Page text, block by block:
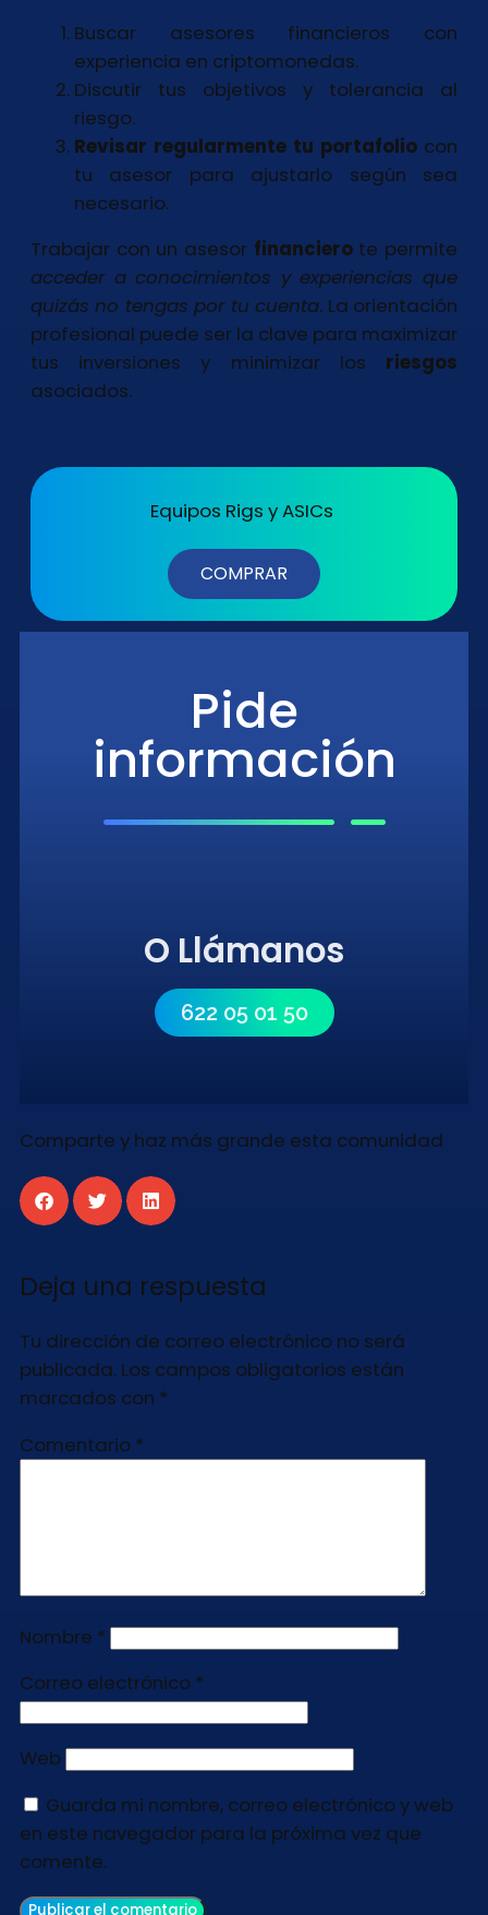
Buscar asesores financieros con
experiencia en criptomonedas.
Discutir tus objetivos y tolerancia al
riesgo.
Revisar regularmente tu portafolio con
tu asesor para ajustarlo según sea
necesario.
Trabajar con un asesor financierote permite
acceder a conocimientos y experiencias que
quizás no tengas por tu cuenta. La orientación
profesional puede ser la clave para maximizar
tus inversiones y minimizar los riesgos
asociados.
Equipos Rigs y ASICs
COMPRAR
Pide
información
O Llámanos
622 05 01 50
Comparte y haz más grande esta comunidad
Deja una respuesta
Tu dirección de correo electrónico no será
publicada. Los campos obligatorios están
marcados con *
Comentario *
Nombre *
Correo electrónico *
Web
Guarda mi nombre, correo electrónico y web
en este navegador para la próxima vez que
comente.